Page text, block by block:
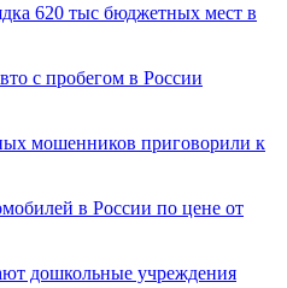
620 тыс бюджетных мест в
с пробегом в России
мошенников приговорили к
в России по цене от
дошкольные учреждения